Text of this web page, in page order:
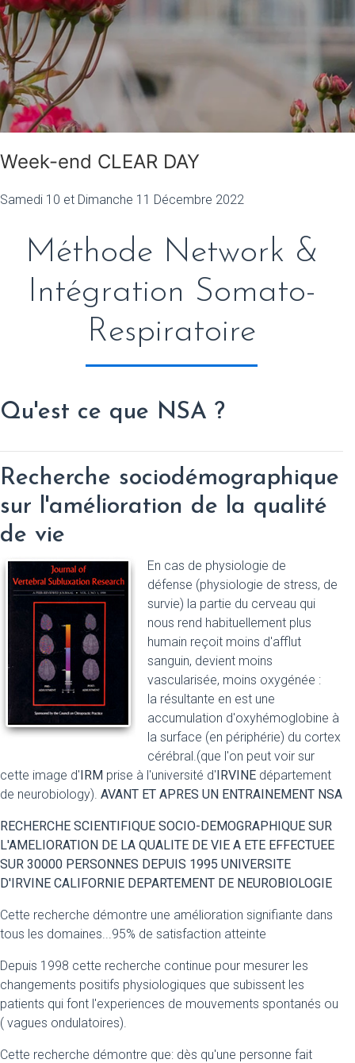
Week-end CLEAR DAY
Samedi 10 et Dimanche 11 Décembre 2022
Méthode Network &
Intégration Somato-
Respiratoire
Qu'est ce que NSA ?
Recherche sociodémographique
sur l'amélioration de la qualité
de vie
En cas de physiologie de
défense (physiologie de stress, de
survie) la partie du cerveau qui
nous rend habituellement plus
humain reçoit moins d'afflut
sanguin, devient moins
vascularisée, moins oxygénée :
la résultante en est une
accumulation d'oxyhémoglobine à
la surface (en périphérie) du cortex
cérébral.(que l'on peut voir sur
cette image d'IRM prise à l'université d'IRVINE département
de neurobiology). AVANT ET APRES UN ENTRAINEMENT NSA
RECHERCHE SCIENTIFIQUE SOCIO-DEMOGRAPHIQUE SUR
L'AMELIORATION DE LA QUALITE DE VIE A ETE EFFECTUEE
SUR 30000 PERSONNES DEPUIS 1995 UNIVERSITE
D'IRVINE CALIFORNIE DEPARTEMENT DE NEUROBIOLOGIE
Cette recherche démontre une amélioration signifiante dans
tous les domaines...95% de satisfaction atteinte
Depuis 1998 cette recherche continue pour mesurer les
changements positifs physiologiques que subissent les
patients qui font l'experiences de mouvements spontanés ou
( vagues ondulatoires).
Cette recherche démontre que: dès qu'une personne fait